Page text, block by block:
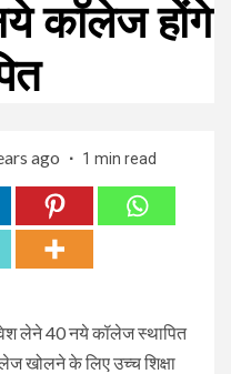
कॉलेज होंगे
ago 1 min read
लेने 40 नये कॉलेज स्थापित
खोलने के लिए उच्च शिक्षा